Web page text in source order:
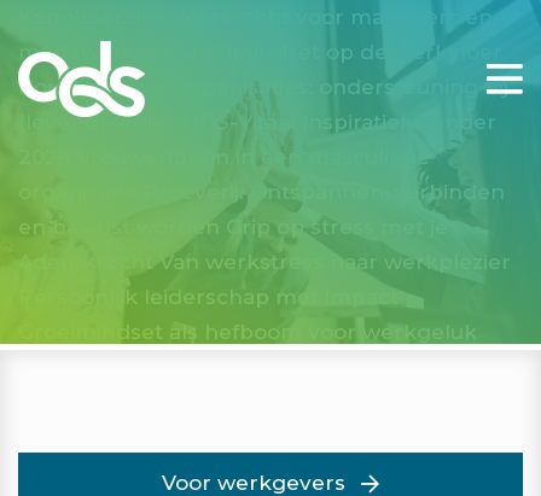
Kennissessies Veerkracht voor managers en
medewerkers
Groeimindset op de werkvloer
Rouwkracht in organisaties: ondersteuning bij
(levend)verlies
ODS-Vitaal Inspiratiekalender
Vrouwenbrein in een masculiene
Proeverij: Ontspannen, verbinden
en bewust worden
Grip op stress met je
Ademkr8chtVan werkstress naar werkplezier
Persoonlijk leiderschap met impact
Groeimindset als hefboom voor werkgeluk
Voor werkgevers